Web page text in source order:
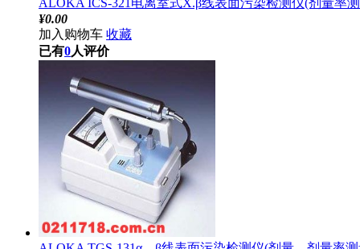
ALOKA ICS-321电离室式X.β线表面污染检测仪(剂量率
¥0.00
加入购物车 收藏
已有0人评价